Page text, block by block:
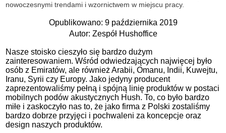
nowoczesnymi trendami i wzornictwem w miejscu pracy.
Opublikowano: 9 października 2019
Autor: Zespół Hushoffice
Nasze stoisko cieszyło się bardzo dużym
zainteresowaniem. Wśród odwiedzających najwięcej było
osób z Emiratów, ale również Arabii, Omanu, Indii, Kuwejtu,
Iranu, Syrii czy Europy. Jako jedyny producent
zaprezentowaliśmy pełną i spójną linię produktów w postaci
mobilnych podów akustycznych Hush. To, co było bardzo
miłe i zaskoczyło nas to, że jako firma z Polski zostaliśmy
bardzo dobrze przyjęci i pochwaleni za koncepcje oraz
design naszych produktów.